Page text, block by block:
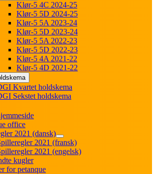
Klør-5 4C 2024-25
Klør-5 5D 2024-25
Klør-5 5A 2023-24
Klør-5 5D 2023-24
Klør-5 5A 2022-23
Klør-5 5D 2022-23
Klør-5 4A 2021-22
Klør-5 4D 2021-22
Kvartet holdskema
Sekstet holdskema
office
2021 (dansk)
2021 (fransk)
2021 (engelsk)
kugler
for petanque